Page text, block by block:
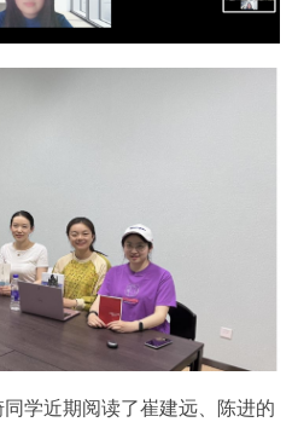
学近期阅读了崔建远、陈进的